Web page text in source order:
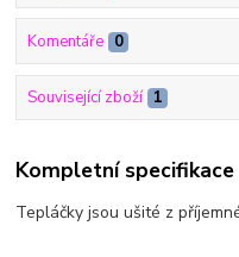
Komentáře 0
Související zboží 1
Kompletní specifikace
Tepláčky jsou ušité z